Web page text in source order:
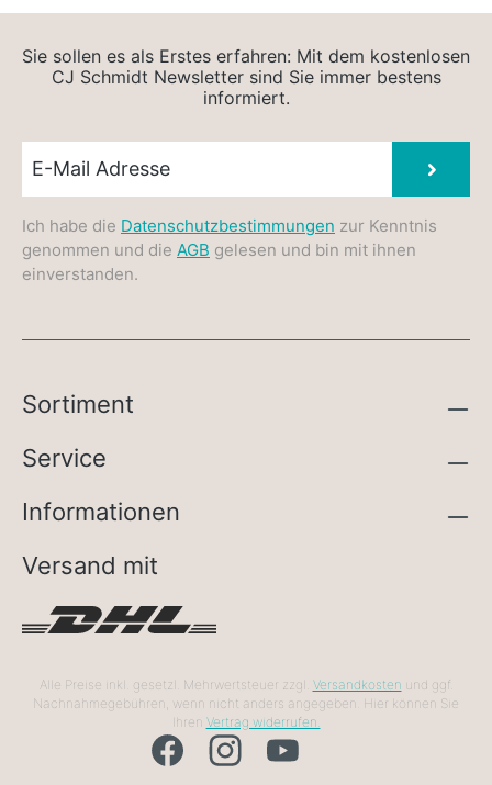
Sie sollen es als Erstes erfahren: Mit dem kostenlosen
CJ Schmidt Newsletter sind Sie immer bestens
informiert.
Ich habe die Datenschutzbestimmungen zur Kenntnis
genommen und die AGB gelesen und bin mit ihnen
einverstanden.
Sortiment
Service
Informationen
Versand mit
Alle Preise inkl. gesetzl. Mehrwertsteuer zzgl. Versandkosten und ggf.
Nachnahmegebühren, wenn nicht anders angegeben. Hier können Sie
Ihren Vertrag widerrufen.